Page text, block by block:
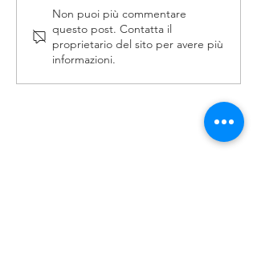
Non puoi più commentare
questo post. Contatta il
proprietario del sito per avere più
informazioni.